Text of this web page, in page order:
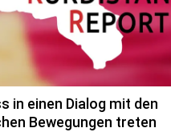
in einen Dialog mit den
Bewegungen treten